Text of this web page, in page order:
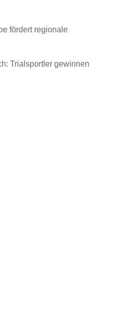
fördert regionale
Trialsportler gewinnen